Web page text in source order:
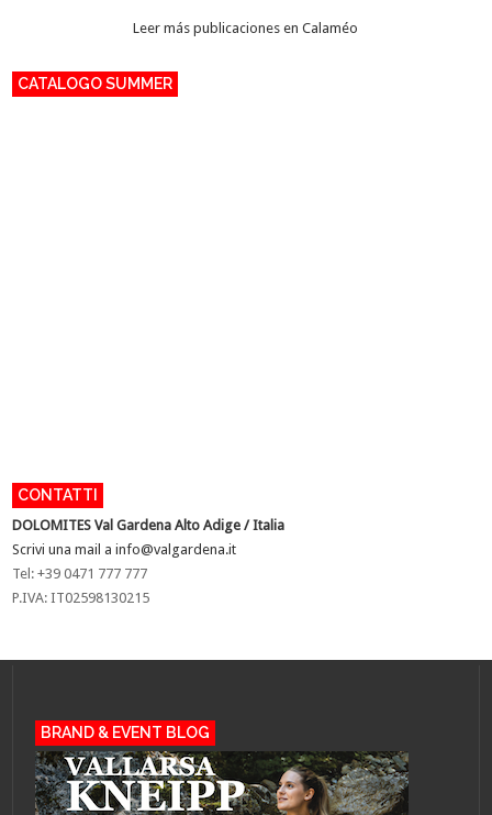
Leer más publicaciones en Calaméo
CATALOGO SUMMER
CONTATTI
DOLOMITES Val Gardena Alto Adige / Italia
Scrivi una mail ainfo@valgardena.it
Tel: +39 0471 777 777
P.IVA: IT02598130215
BRAND & EVENT BLOG